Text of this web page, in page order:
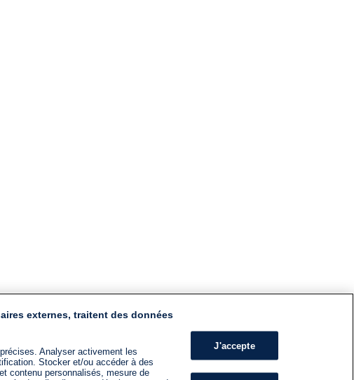
externes, traitent des données
Analyser activement les
Stocker et/ou accéder à des
contenu personnalisés, mesure de
J'accepte